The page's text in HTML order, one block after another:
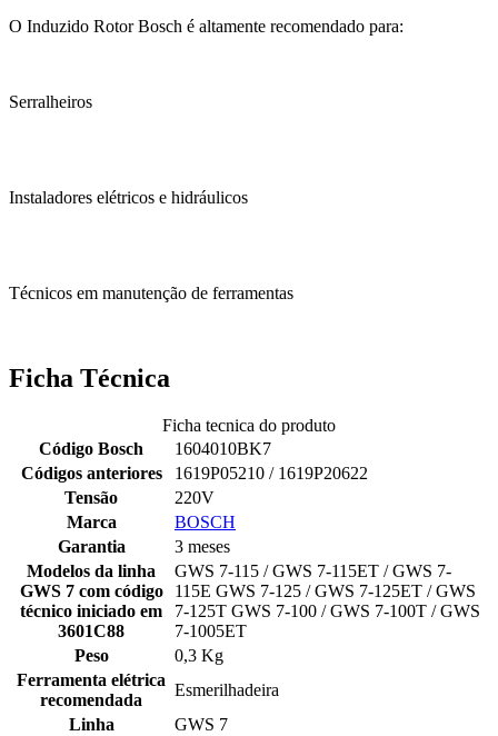
O Induzido Rotor Bosch é altamente recomendado para:
Serralheiros
Instaladores elétricos e hidráulicos
Técnicos em manutenção de ferramentas
Ficha Técnica
Ficha tecnica do produto
Código Bosch
1604010BK7
Códigos anteriores
1619P05210 / 1619P20622
Tensão
220V
Marca
BOSCH
Garantia
3 meses
Modelos da linha
GWS 7 com código
técnico iniciado em
3601C88
GWS 7-115 / GWS 7-115ET / GWS 7-
115E GWS 7-125 / GWS 7-125ET / GWS
7-125T GWS 7-100 / GWS 7-100T / GWS
7-1005ET
Peso
0,3 Kg
Ferramenta elétrica
recomendada
Esmerilhadeira
Linha
GWS 7